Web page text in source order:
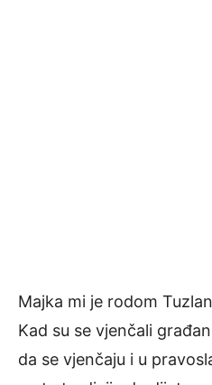
Majka mi je rodom
Kad su se vjenčali
da se vjenčaju i u